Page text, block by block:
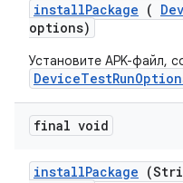
installPackage (
options)
Установите APK-файл,
final void
installPackage